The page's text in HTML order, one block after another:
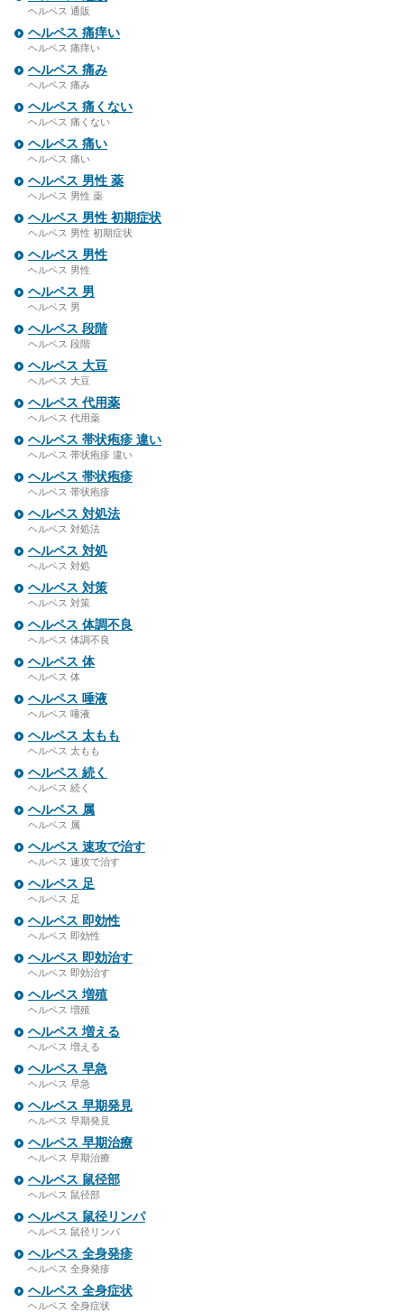
ヘルペス 通販
ヘルペス 痛痒い
ヘルペス 痛痒い
ヘルペス 痛み
ヘルペス 痛み
ヘルペス 痛くない
ヘルペス 痛くない
ヘルペス 痛い
ヘルペス 痛い
ヘルペス 男性 薬
ヘルペス 男性 薬
ヘルペス 男性 初期症状
ヘルペス 男性 初期症状
ヘルペス 男性
ヘルペス 男性
ヘルペス 男
ヘルペス 男
ヘルペス 段階
ヘルペス 段階
ヘルペス 大豆
ヘルペス 大豆
ヘルペス 代用薬
ヘルペス 代用薬
ヘルペス 帯状疱疹 違い
ヘルペス 帯状疱疹 違い
ヘルペス 帯状疱疹
ヘルペス 帯状疱疹
ヘルペス 対処法
ヘルペス 対処法
ヘルペス 対処
ヘルペス 対処
ヘルペス 対策
ヘルペス 対策
ヘルペス 体調不良
ヘルペス 体調不良
ヘルペス 体
ヘルペス 体
ヘルペス 唾液
ヘルペス 唾液
ヘルペス 太もも
ヘルペス 太もも
ヘルペス 続く
ヘルペス 続く
ヘルペス 属
ヘルペス 属
ヘルペス 速攻で治す
ヘルペス 速攻で治す
ヘルペス 足
ヘルペス 足
ヘルペス 即効性
ヘルペス 即効性
ヘルペス 即効治す
ヘルペス 即効治す
ヘルペス 増殖
ヘルペス 増殖
ヘルペス 増える
ヘルペス 増える
ヘルペス 早急
ヘルペス 早急
ヘルペス 早期発見
ヘルペス 早期発見
ヘルペス 早期治療
ヘルペス 早期治療
ヘルペス 鼠径部
ヘルペス 鼠径部
ヘルペス 鼠径リンパ
ヘルペス 鼠径リンパ
ヘルペス 全身発疹
ヘルペス 全身発疹
ヘルペス 全身症状
ヘルペス 全身症状